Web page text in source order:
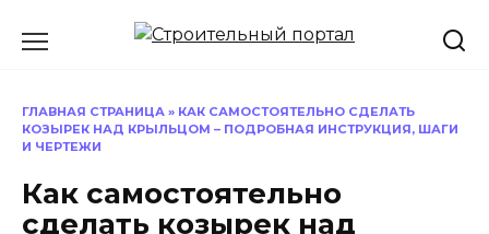
ГЛАВНАЯ СТРАНИЦА » КАК САМОСТОЯТЕЛЬНО СДЕЛАТЬ
КОЗЫРЕК НАД КРЫЛЬЦОМ – ПОДРОБНАЯ ИНСТРУКЦИЯ, ШАГИ
И ЧЕРТЕЖИ
Как самостоятельно
сделать козырек над